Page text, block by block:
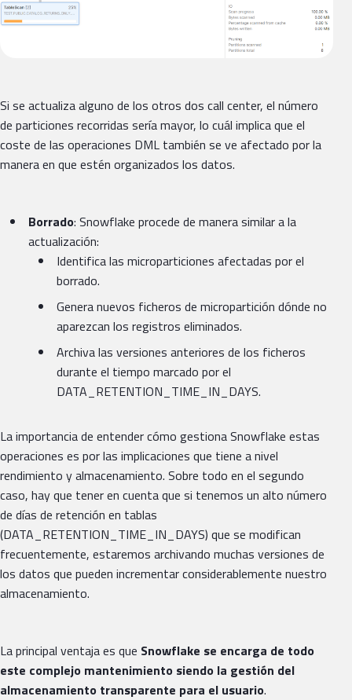
Si se actualiza alguno de los otros dos call center, el número
de particiones recorridas sería mayor, lo cuál implica que el
coste de las operaciones DML también se ve afectado por la
manera en que estén organizados los datos.
Borrado: Snowflake procede de manera similar a la
actualización:
Identifica las microparticiones afectadas por el
borrado.
Genera nuevos ficheros de micropartición dónde no
aparezcan los registros eliminados.
Archiva las versiones anteriores de los ficheros
durante el tiempo marcado por el
DATA_RETENTION_TIME_IN_DAYS.
La importancia de entender cómo gestiona Snowflake estas
operaciones es por las implicaciones que tiene a nivel
rendimiento y almacenamiento. Sobre todo en el segundo
caso, hay que tener en cuenta que si tenemos un alto número
de días de retención en tablas
(DATA_RETENTION_TIME_IN_DAYS) que se modifican
frecuentemente, estaremos archivando muchas versiones de
los datos que pueden incrementar considerablemente nuestro
almacenamiento.
La principal ventaja es que Snowflake se encarga de todo
este complejo mantenimiento siendo la gestión del
almacenamiento transparente para el usuario.